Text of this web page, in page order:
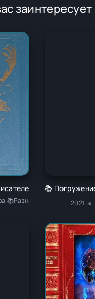
заинтересует
- Новалис
📚Разная литература
📚
2021